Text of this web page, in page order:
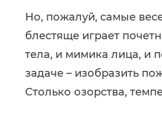
Но, пожалуй, самые
блестяще играет
тела, и мимика лица, и
задаче – изобразить
Столько озорства,